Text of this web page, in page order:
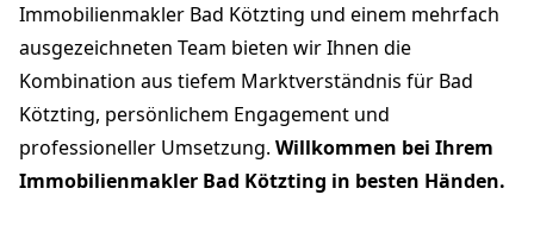
Immobilienmakler Bad Kötzting und einem mehrfach
ausgezeichneten Team bieten wir Ihnen die
Kombination aus tiefem Marktverständnis für Bad
Kötzting, persönlichem Engagement und
professioneller Umsetzung. Willkommen bei Ihrem
Immobilienmakler Bad Kötzting in besten Händen.